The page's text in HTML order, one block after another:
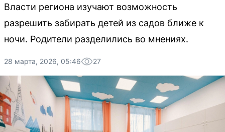
Власти региона изучают возможность
разрешить забирать детей из садов ближе к
ночи. Родители разделились во мнениях.
28 марта, 2026, 05:46 27